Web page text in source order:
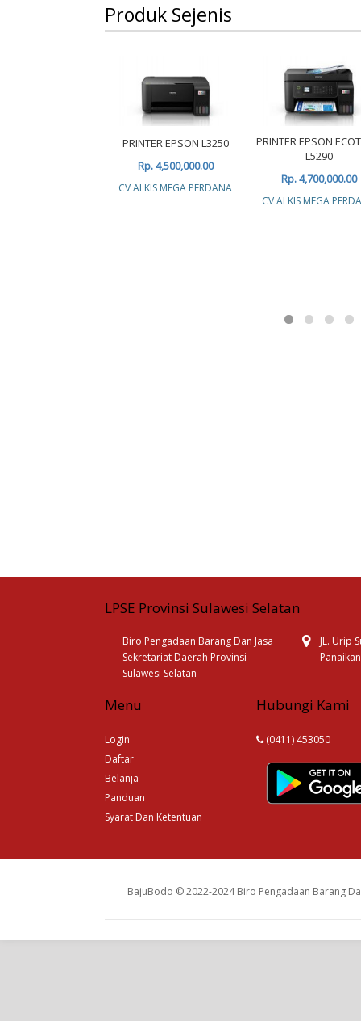
Produk Sejenis
PRINTER EPSON L3250
Rp. 4,500,000.00
CV ALKIS MEGA PERDANA
PRINTER EPSON
L5290
Rp. 4,700,000.00
CV ALKIS MEGA
LPSE Provinsi Sulawesi Selatan
Biro Pengadaan Barang Dan Jasa
Sekretariat Daerah Provinsi
Sulawesi Selatan
JL. Urip
Menu
Login
Daftar
Belanja
Panduan
Syarat Dan Ketentuan
Hubungi Kami
(0411) 453050
BajuBodo © 2022-2024 Biro Pengadaan Barang